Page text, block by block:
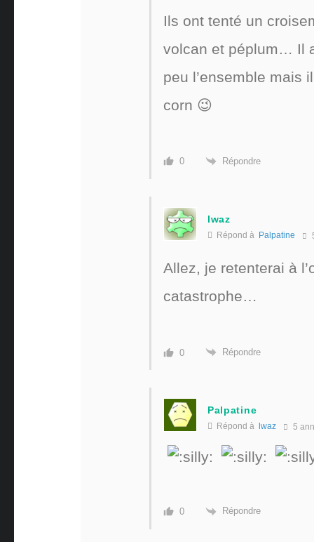
Ils ont tenté un
volcan et péplum… Il
peu l’ensemble mais
corn 😉
0 Répondre
lwaz
Répond à Palpatine
Allez, je retenterai à
catastrophe…
0 Répondre
Palpatine
Répond à lwaz 5
0 Répondre